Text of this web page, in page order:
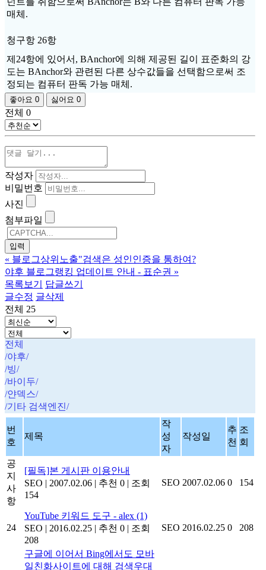
매체.
청구항 26항
제24항에 있어서, BAnchor에 의해 제공된 길이 표준화의 강
도는 BAnchor와 관련된 다른 상수값들을 선택함으로써 조
정되는 컴퓨터 판독 가능 매체.
좋아요 0 싫어요 0
전체 0
작성자
비밀번호
사진
첨부파일
« 블로그상위노출"검색은 성인인증을 통하여?
야후 블로그랭킹 업데이트 안내 - 표순권 »
목록보기
답글쓰기
글수정 글삭제
전체 25
전체
/야후/
/빙/
/바이두/
/얀덱스/
/기타 검색엔진/
번
호
제목
작
성
자
작성일
추
천
조
회
공
지
사
항
[필독]본 게시판 이용안내
SEO | 2007.02.06 | 추천 0 | 조회
154
SEO 2007.02.06 0 154
24
YouTube 키워드 도구 - alex (1)
SEO | 2016.02.25 | 추천 0 | 조회
208
SEO 2016.02.25 0 208
구글에 이어서 Bing에서도 모바
일친화사이트에 대해 검색우대